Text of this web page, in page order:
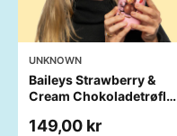
UNKNOWN
Baileys Strawberry &
Cream Chokoladetrøfler
149,00 kr